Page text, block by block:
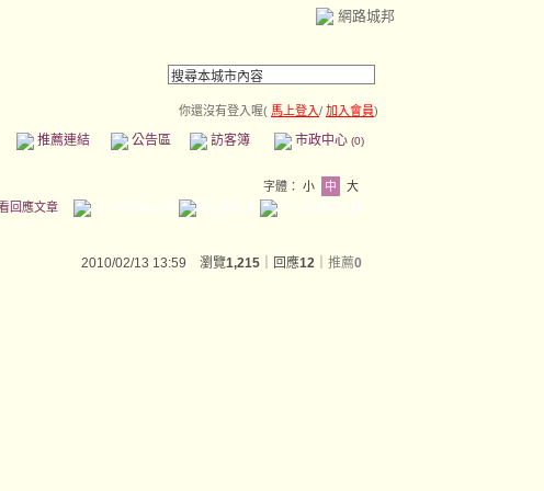
網路城邦
你還沒有登入喔( 馬上登入/ 加入會員)
推薦連結 公告區 訪客簿 市政中心 (0)
字體： 小 中
大
回應文章
2010/02/13 13:59 瀏覽1,215 ｜回應12 推薦0